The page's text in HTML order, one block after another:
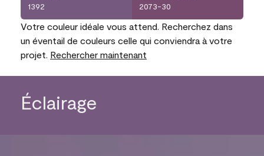
1392 2073-30
Votre couleur idéale vous attend. Recherchez dans
un éventail de couleurs celle qui conviendra à votre
projet. Rechercher maintenant
Éclairage